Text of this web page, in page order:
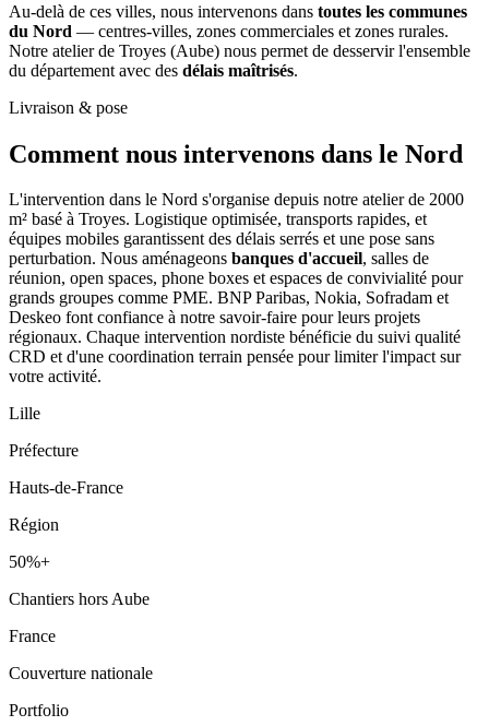
Au-delà de ces villes, nous intervenons dans toutes les communes
du Nord — centres-villes, zones commerciales et zones rurales.
Notre atelier de Troyes (Aube) nous permet de desservir l'ensemble
du département avec des délais maîtrisés.
Livraison & pose
Comment nous intervenons dans le Nord
L'intervention dans le Nord s'organise depuis notre atelier de 2000
m² basé à Troyes. Logistique optimisée, transports rapides, et
équipes mobiles garantissent des délais serrés et une pose sans
perturbation. Nous aménageons banques d'accueil, salles de
réunion, open spaces, phone boxes et espaces de convivialité pour
grands groupes comme PME. BNP Paribas, Nokia, Sofradam et
Deskeo font confiance à notre savoir-faire pour leurs projets
régionaux. Chaque intervention nordiste bénéficie du suivi qualité
CRD et d'une coordination terrain pensée pour limiter l'impact sur
votre activité.
Lille
Préfecture
Hauts-de-France
Région
50%+
Chantiers hors Aube
France
Couverture nationale
Portfolio